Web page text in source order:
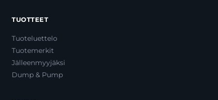
TUOTTEET
Tuoteluettelo
Tuotemerkit
Jälleenmyyjäksi
Dump & Pump